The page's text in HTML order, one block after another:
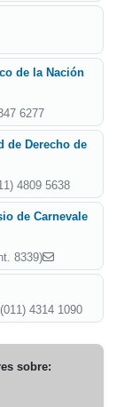
de la Nación
6277
de Derecho de
4809 5638
de Carnevale
8339)
(011) 4314 1090
sobre: